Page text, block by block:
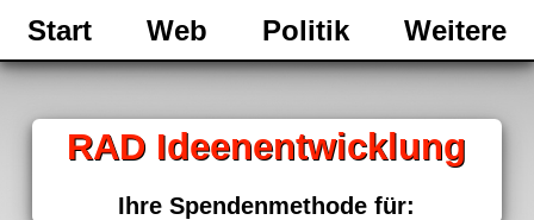
Start Web Politik Weitere
RAD Ideenentwicklung
Ihre Spendenmethode für: